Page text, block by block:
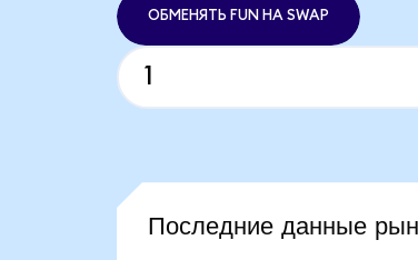
ОБМЕНЯТЬ FUN НА SWAP
Последние данные